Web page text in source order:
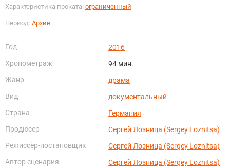
Характеристика проката: ограниченный
Период: Архив
Год
2016
Хронометраж
94 мин.
Жанр
драма
Вид
документальный
Страна
Германия
Продюсер
Сергей Лозница (Sergey Loznitsa)
Режиссёр-постановщик
Сергей Лозница (Sergey Loznitsa)
Автор сценария
Сергей Лозница (Sergey Loznitsa)